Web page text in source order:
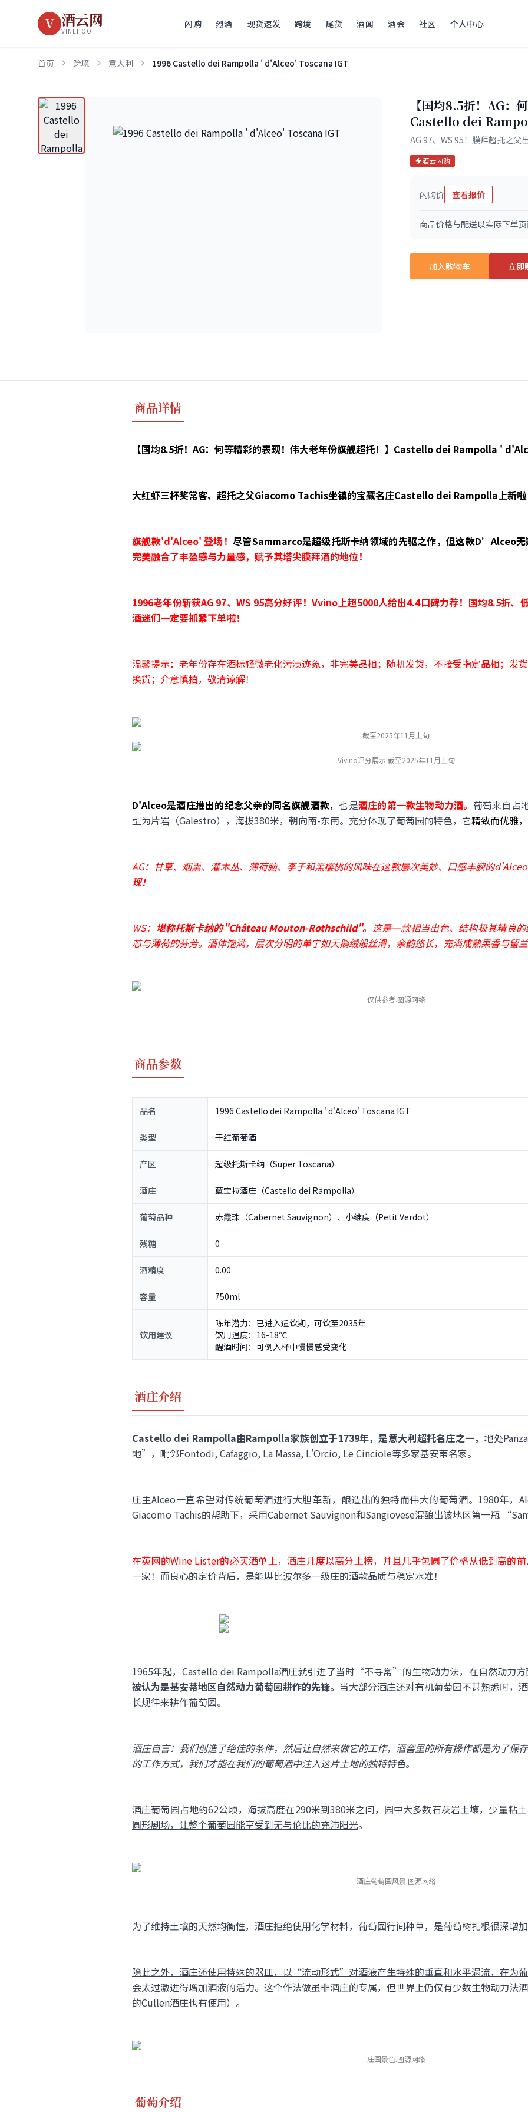
V 酒云网
VINEHOO
闪购 烈酒 现货速发 跨境 尾货 酒闻 酒会 社区 个人中心
首页 跨境 意大利 1996 Castello dei Rampolla ' d'Alceo' Toscana IGT
【国均8.5折！AG：
Castello dei
AG 97、WS 95！膜拜超托之父
酒云闪购
闪购价 查看报价
商品价格与配送以实际下单
加入购物车 立即
商品详情
【国均8.5折！AG：何等精彩的表现！伟大老年份旗舰超托！】Castello dei Rampolla '
大红虾三杯奖常客、超托之父Giacomo Tachis坐镇的宝藏名庄Castello dei Rampolla上新啦
旗舰款'd'Alceo' 登场！ 尽管Sammarco是超级托斯卡纳领域的先驱之作，但这款D’Alceo无
完美融合了丰盈感与力量感，赋予其塔尖膜拜酒的地位！
1996老年份斩获AG 97、WS 95高分好评！Vvino上超5000人给出4.4口碑力荐！国均8.5折、
酒迷们一定要抓紧下单啦！
温馨提示：老年份存在酒标轻微老化污渍迹象，非完美品相；随机发货，不接受指定品相；发
换货；介意慎拍，敬清谅解！
截至2025年11月上旬
Vivino评分展示.截至2025年11月上旬
D'Alceo是酒庄推出的纪念父亲的同名旗舰酒款，也是酒庄的第一款生物动力酒。 葡萄来自占
型为片岩（Galestro），海拔380米，朝向南-东南。充分体现了葡萄园的特色，它精致而优雅
AG：甘草、烟熏、灌木丛、薄荷脑、李子和黑樱桃的风味在这款层次美妙、口感丰腴的d'Alceo
现！
WS： 堪称托斯卡纳的"Château Mouton-Rothschild"。 这是一款相当出色、结构极其精良
芯与薄荷的芬芳。酒体饱满，层次分明的单宁如天鹅绒般丝滑，余韵悠长，充满成熟果香与留兰
仅供参考.图源网络
商品参数
品名 1996 Castello dei Rampolla ' d'Alceo' Toscana IGT
类型 干红葡萄酒
产区 超级托斯卡纳（Super Toscana）
酒庄 蓝宝拉酒庄（Castello dei Rampolla）
葡萄品种 赤霞珠（Cabernet Sauvignon）、小维度（Petit Verdot）
残糖 0
酒精度 0.00
容量 750ml
饮用建议
陈年潜力：已进入适饮期，可饮至2035年
饮用温度：16-18℃
醒酒时间：可倒入杯中慢慢感受变化
酒庄介绍
Castello dei Rampolla由Rampolla家族创立于1739年，是意大利超托名庄之一，地处
地”，毗邻Fontodi, Cafaggio, La Massa, L'Orcio, Le Cinciole等多家基安蒂名家。
庄主Alceo一直希望对传统葡萄酒进行大胆革新，酿造出的独特而伟大的葡萄酒。1980年，
Giacomo Tachis的帮助下，采用Cabernet Sauvignon和Sangiovese混酿出该地区第一瓶
在英网的Wine Lister的必买酒单上，酒庄几度以高分上榜，并且几乎包圆了价格从低到高的前
一家！而良心的定价背后，是能堪比波尔多一级庄的酒款品质与稳定水准！
1965年起，Castello dei Rampolla酒庄就引进了当时“不寻常”的生物动力法，在自然动力方
被认为是基安蒂地区自然动力葡萄园耕作的先锋。 当大部分酒庄还对有机葡萄园不甚熟悉时，
长规律来耕作葡萄园。
酒庄自言：我们创造了绝佳的条件，然后让自然来做它的工作，酒窖里的所有操作都是为了保
的工作方式，我们才能在我们的葡萄酒中注入这片土地的独特特色。
酒庄葡萄园占地约62公顷，海拔高度在290米到380米之间， 园中大多数石灰岩土壤，少量粘
圆形剧场，让整个葡萄园能享受到无与伦比的充沛阳光。
酒庄葡萄园风景.图源网络
为了维持土壤的天然均衡性，酒庄拒绝使用化学材料，葡萄园行间种草，是葡萄树扎根很深增加
除此之外，酒庄还使用特殊的器皿，以“流动形式”对酒液产生特殊的垂直和水平涡流，在为
会太过激进得增加酒液的活力。这个作法做虽非酒庄的专属，但世界上仍仅有少数生物动力法
的Cullen酒庄也有使用）。
庄园景色.图源网络
葡萄介绍